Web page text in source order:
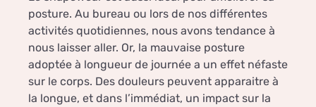
posture. Au bureau ou lors de nos différentes
activités quotidiennes, nous avons tendance à
nous laisser aller. Or, la mauvaise posture
adoptée à longueur de journée a un effet néfaste
sur le corps. Des douleurs peuvent apparaitre à
la longue, et dans l’immédiat, un impact sur la